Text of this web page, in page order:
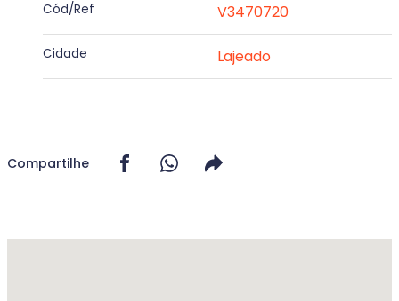
Cód/Ref V3470720
Cidade Lajeado
Compartilhe